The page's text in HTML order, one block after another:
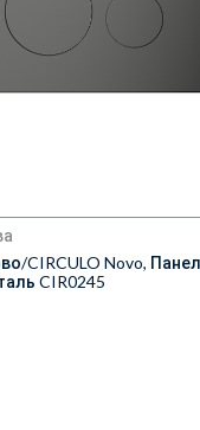
CIRCULO Novo,
CIR0245